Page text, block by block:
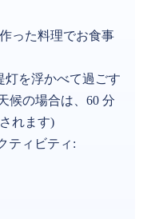
った料理でお食事
灯を浮かべて過ごす
候の場合は、60 分
れます)
ティビティ: